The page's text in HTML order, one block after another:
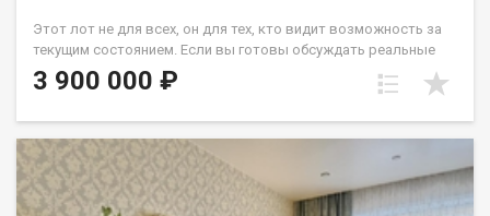
Этот лот не для всех, он для тех, кто видит возможность за
текущим состоянием. Если вы готовы обсуждать реальные
инвестиции в недвижимость с высоким потенциалом звоните
прямо сейчас для детальной консультации и просмотра. Об
Состояние под капитальный ремонт : Что это значит:
Квартира полностью освобождена. Коммуникации
(электричество, вода) требуют полной замены. Стены, пол,
3 900 000 ₽